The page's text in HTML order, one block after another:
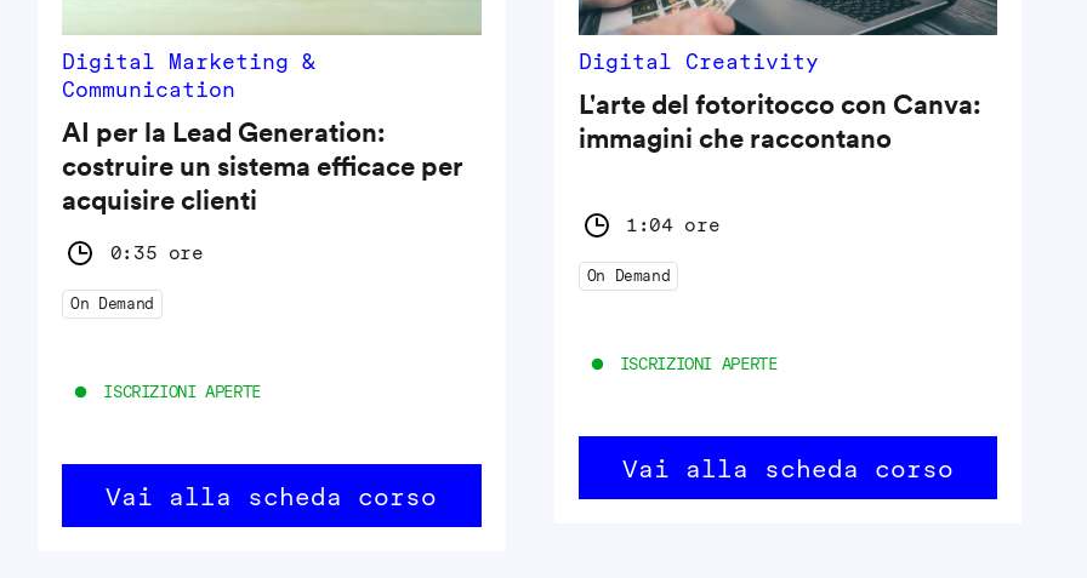
Digital Marketing &
Communication
AI per la Lead Generation:
costruire un sistema efficace per
acquisire clienti
0:35 ore
On Demand
ISCRIZIONI APERTE
Vai alla scheda corso
Digital Creativity
L'arte del fotoritocco con Canva:
immagini che raccontano
1:04 ore
On Demand
ISCRIZIONI APERTE
Vai alla scheda corso